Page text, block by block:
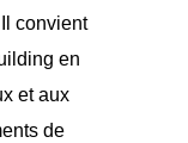
convient
en
et aux
de